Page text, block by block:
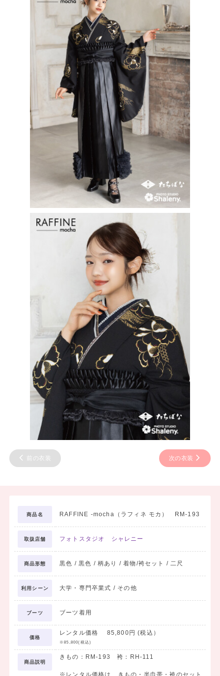
前の衣装 次の衣装
商品名 RAFFINE -mocha（ラフィネ モカ） RM-193
取扱店舗 フォトスタジオ シャレニー
商品形態 黒色 / 黒色 / 柄あり / 着物/袴セット / 二尺
利用シーン 大学・専門卒業式 / その他
ブーツ ブーツ着用
価格
レンタル価格 85,800円 (税込）
※85,800(税込)
商品説明
きもの：RM-193 袴：RH-111